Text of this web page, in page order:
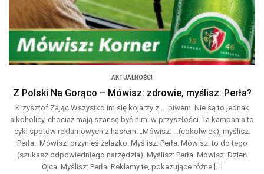
AKTUALNOŚCI
Z Polski Na Gorąco – Mówisz: zdrowie, myślisz: Perła?
Krzysztof Zając Wszystko im się kojarzy z… piwem. Nie są to jednak
alkoholicy, chociaż mają szansę być nimi w przyszłości. Ta kampania to
cykl spotów reklamowych z hasłem: „Mówisz: …(cokolwiek), myślisz:
Perła. Mówisz: przynieś żelazko. Myślisz: Perła. Mówisz: to do tego
(szukasz odpowiedniego narzędzia). Myślisz: Perła. Mówisz: Dzień
Ojca. Myślisz: Perła. Reklamy te, pokazujące różne […]